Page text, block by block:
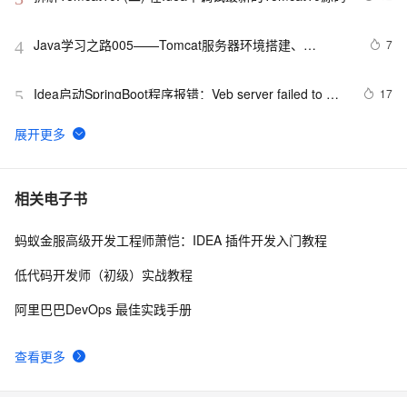
4 Java学习之路005——Tomcat服务器环境搭建、
7
5
Idea启动SpringBoot程序报错：Veb server failed to
与解决方案
17
6 IDEA上运行Flink任务
7 最好的IDEA debug长文？看完我佛了（下）
8 idea快速生成get set 构造方法的快捷键
returned invalid Response.
IDE?
相关电子书
查看更多
蚂蚁金服高级开发工程师萧恺：IDEA 插件开发入门教程
低代码开发师（初级）实战教程
阿里巴巴DevOps 最佳实践手册